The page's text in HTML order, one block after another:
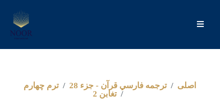
اصلى ترجمه فارسي قرآن - جزء 28
ترم چهارم
تغابن 2